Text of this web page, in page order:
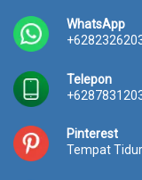
WhatsApp
Telepon
Pinterest
Tempat